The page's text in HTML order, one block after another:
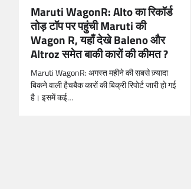
Maruti WagonR: Alto का रिकॉर्ड
तोड़ टॉप पर पहुंची Maruti की
Wagon R, यहाँ देखे Baleno और
Altroz समेत बाकी कारों की कीमत ?
Maruti WagonR: अगस्त महीने की सबसे ज़्यादा
बिकने वाली हैचबैक कारों की बिक्री रिपोर्ट जारी हो गई
है। इसमें कई…